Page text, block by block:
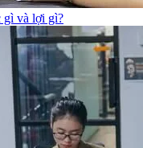
gì và lợi gì?